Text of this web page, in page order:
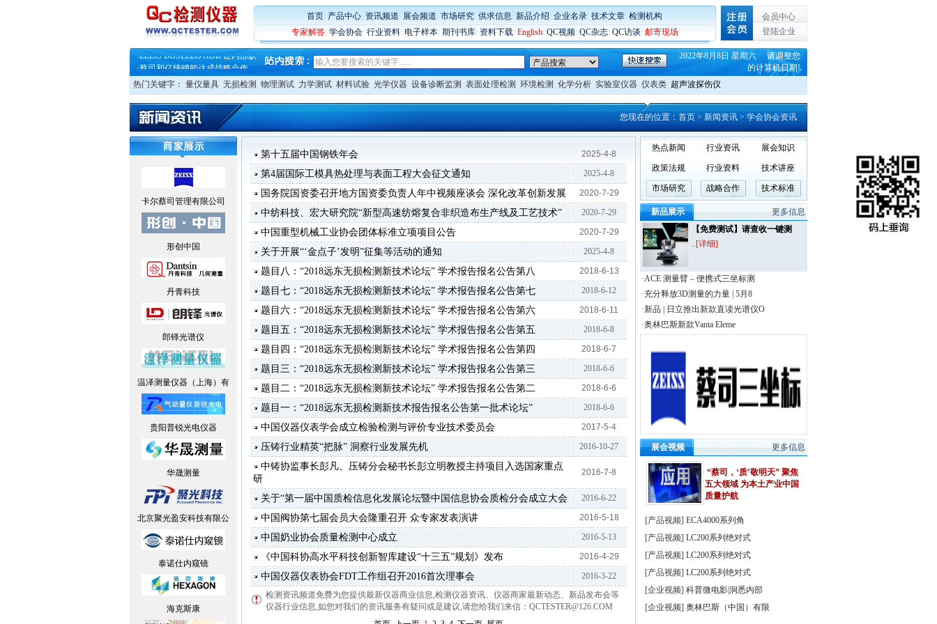
首页: 产品中心: 资讯频道: 展会频道: 市场研究: 供求信息: 新品介绍: 企业名录: 技术文章: 检测机构
专家解答: 学会协会: 行业资料: 电子样本: 期刊书库: 资料下载: English: QC视频: QC杂志: QC访谈: 邮寄现场
会员中心
登陆企业
蔡司软件 | 高效变形分析能
铸就AI服务器质量动脉 – 高
铸就AI服务器质量动脉 – 高
·ZEISS BOSELLO ADR 让内部缺
·蔡司和亿纬锂能达成战略合作
·大牌云集 买家升级 ——26
2022年8月8日 星期六 请调整您
的计算机日期!
热门关键字： 量仪量具 无损检测 物理测试 力学测试 材料试验 光学仪器 设备诊断监测 表面处理检测 环境检测 化学分析 实验室仪器 仪表类 超声波探伤仪
您现在的位置：首页> 新闻资讯 > 学会协会资讯
卡尔蔡司管理有限公司
形创中国
丹青科技
郎铎光谱仪
温泽测量仪器（上海）有
贵阳普锐光电仪器
华晟测量
北京聚光盈安科技有限公
泰诺仕内窥镜
海克斯康
第十五届中国钢铁年会 2025-4-8
第4届国际工模具热处理与表面工程大会征文通知 2025-4-8
国务院国资委召开地方国资委负责人年中视频座谈会 深化改革创新发展 2020-7-29
中纺科技、宏大研究院“新型高速纺熔复合非织造布生产线及工艺技术” 2020-7-29
中国重型机械工业协会团体标准立项项目公告 2020-7-29
关于开展“‘金点子’发明”征集等活动的通知 2025-4-8
题目八：“2018远东无损检测新技术论坛” 学术报告报名公告第八 2018-6-13
题目七：“2018远东无损检测新技术论坛” 学术报告报名公告第七 2018-6-12
题目六：“2018远东无损检测新技术论坛” 学术报告报名公告第六 2018-6-11
题目五：“2018远东无损检测新技术论坛” 学术报告报名公告第五 2018-6-8
题目四：“2018远东无损检测新技术论坛” 学术报告报名公告第四 2018-6-7
题目三：“2018远东无损检测新技术论坛” 学术报告报名公告第三 2018-6-6
题目二：“2018远东无损检测新技术论坛” 学术报告报名公告第二 2018-6-6
题目一：“2018远东无损检测新技术报告报名公告第一批术论坛” 2018-6-6
中国仪器仪表学会成立检验检测与评价专业技术委员会 2017-5-4
压铸行业精英“把脉” 洞察行业发展先机 2016-10-27
中铸协监事长彭凡、压铸分会秘书长彭立明教授主持项目入选国家重点
研
2016-7-8
关于“第一届中国质检信息化发展论坛暨中国信息协会质检分会成立大会 2016-6-22
中国阀协第七届会员大会隆重召开 众专家发表演讲 2016-5-18
中国奶业协会质量检测中心成立 2016-5-13
《中国科协高水平科技创新智库建设“十三五”规划》发布 2016-4-29
中国仪器仪表协会FDT工作组召开2016首次理事会
2016-3-22
检测资讯频道免费为您提供最新仪器商业信息,检测仪器资讯、仪器商家最新动态、新品发布会等
仪器行业信息,如您对我们的资讯服务有疑问或是建议,请您给我们来信：QCTESTER@126.COM
热点新闻 行业资讯 展会知识
政策法规 行业资料 技术讲座
市场研究 战略合作 技术标准
新品展示
更多信息
【免费测试】请查收一键测
..[详细]
·ACE 测量臂 – 便携式三坐标测
·充分释放3D测量的力量 | 5月8
·新品 | 日立推出新款直读光谱仪O
·奥林巴斯新款Vanta Eleme
展会视频 更多信息
“蔡司，‘质’敬明天” 聚焦
五大领域 为本土产业中国
质量护航
[产品视频] ECA4000系列角
[产品视频] LC200系列绝对式
[产品视频] LC200系列绝对式
[产品视频] LC200系列绝对式
[企业视频] 科普微电影|洞悉内部
[企业视频] 奥林巴斯（中国）有限